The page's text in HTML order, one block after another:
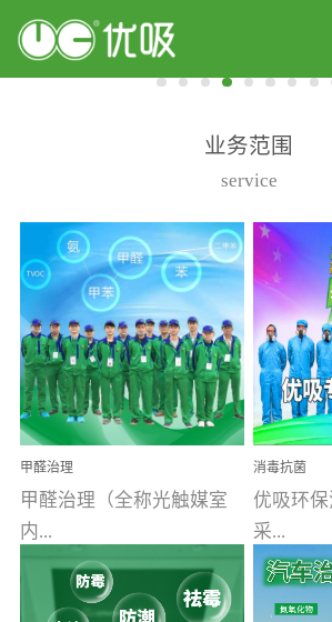
业务范围
service
甲醛治理
甲醛治理（全称光触媒室
内...
消毒抗菌
优吸环保
采...